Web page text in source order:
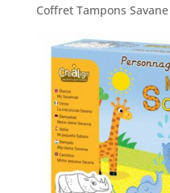
Coffret Tampons Savane